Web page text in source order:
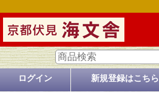
ログイン 新規登録はこちら